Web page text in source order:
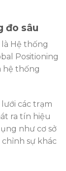
đo sâu
là Hệ thống
Positioning
hệ thống
các trạm
ra tín hiệu
như cơ sở
chỉnh sự khác